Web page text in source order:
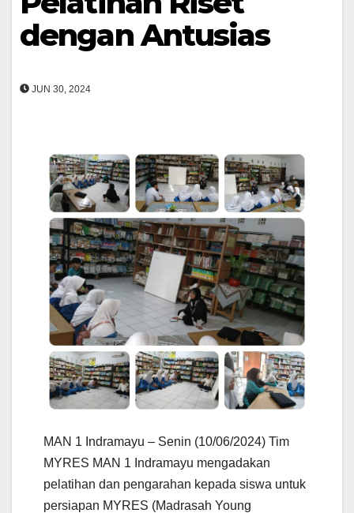
dengan Antusias
JUN 30, 2024
MAN 1 Indramayu – Senin (10/06/2024) Tim
MYRES MAN 1 Indramayu mengadakan
pelatihan dan pengarahan kepada siswa untuk
persiapan MYRES (Madrasah Young